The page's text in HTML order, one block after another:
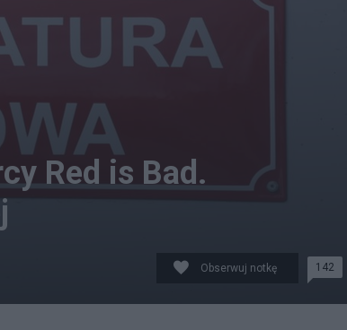
Red is Bad.
Obserwuj notkę 142